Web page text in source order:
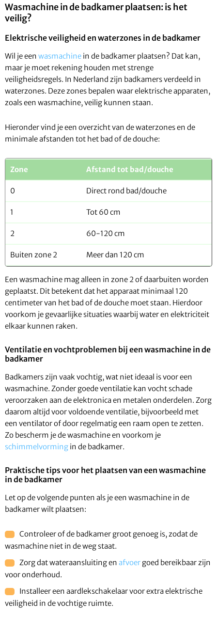
Wasmachine in de badkamer plaatsen: is het
veilig?
Elektrische veiligheid en waterzones in de badkamer
Wil je een wasmachine in de badkamer plaatsen? Dat kan,
maar je moet rekening houden met strenge
veiligheidsregels. In Nederland zijn badkamers verdeeld in
waterzones. Deze zones bepalen waar elektrische apparaten,
zoals een wasmachine, veilig kunnen staan.
Hieronder vind je een overzicht van de waterzones en de
minimale afstanden tot het bad of de douche:
Zone Afstand tot bad/douche
0 Direct rond bad/douche
1 Tot 60 cm
2 60-120 cm
Buiten zone 2 Meer dan 120 cm
Een wasmachine mag alleen in zone 2 of daarbuiten worden
geplaatst. Dit betekent dat het apparaat minimaal 120
centimeter van het bad of de douche moet staan. Hierdoor
voorkom je gevaarlijke situaties waarbij water en elektriciteit
elkaar kunnen raken.
Ventilatie en vochtproblemen bij een wasmachine in de
badkamer
Badkamers zijn vaak vochtig, wat niet ideaal is voor een
wasmachine. Zonder goede ventilatie kan vocht schade
veroorzaken aan de elektronica en metalen onderdelen. Zorg
daarom altijd voor voldoende ventilatie, bijvoorbeeld met
een ventilator of door regelmatig een raam open te zetten.
Zo bescherm je de wasmachine en voorkom je
schimmelvorming in de badkamer.
Praktische tips voor het plaatsen van een wasmachine
in de badkamer
Let op de volgende punten als je een wasmachine in de
badkamer wilt plaatsen:
Controleer of de badkamer groot genoeg is, zodat de
wasmachine niet in de weg staat.
Zorg dat wateraansluiting en afvoer goed bereikbaar zijn
voor onderhoud.
Installeer een aardlekschakelaar voor extra elektrische
veiligheid in de vochtige ruimte.